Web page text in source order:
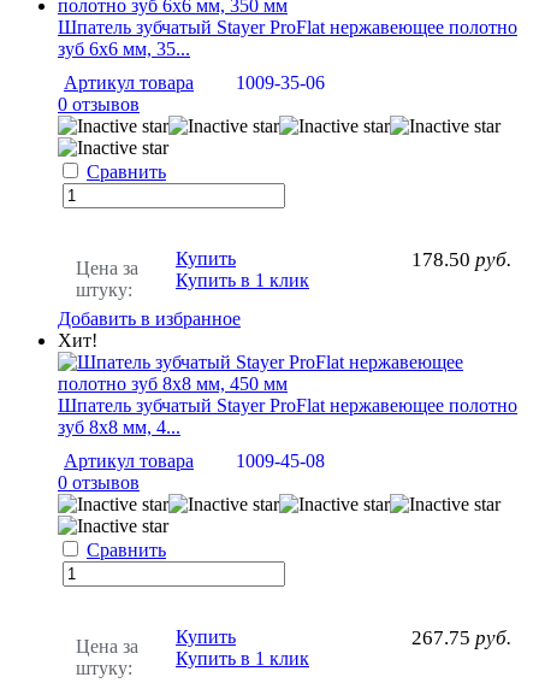
Шпатель зубчатый Stayer ProFlat нержавеющее полотно
зуб 6х6 мм, 35...
Артикул товара
1009-35-06
0 отзывов
Сравнить
Цена за
штуку:
178.50 руб.
Купить
Купить в 1 клик
Добавить в избранное
Хит!
Шпатель зубчатый Stayer ProFlat нержавеющее полотно
зуб 8х8 мм, 4...
Артикул товара
1009-45-08
0 отзывов
Сравнить
Цена за
штуку:
267.75 руб.
Купить
Купить в 1 клик